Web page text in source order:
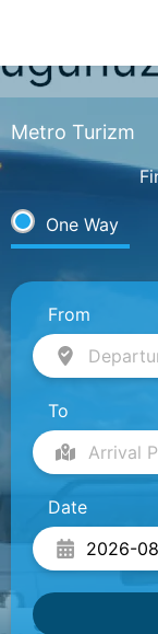
Metro Turizm
One Way
From
To
Arrival
Date